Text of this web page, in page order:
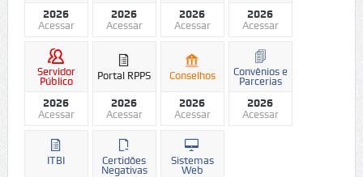
2026
Acessar
2026
Acessar
2026
Acessar
2026
Acessar
Servidor
Público
2026
Acessar
Portal RPPS
2026
Acessar
Conselhos
2026
Acessar
Convênios e
Parcerias
2026
Acessar
ITBI
Certidões
Negativas
Sistemas
Web